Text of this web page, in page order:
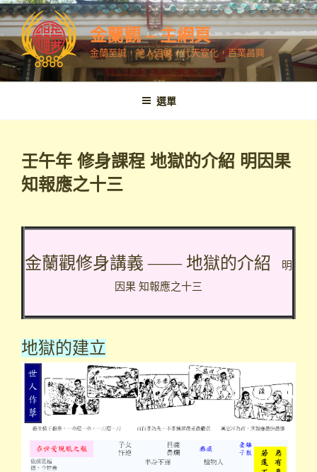
跳
至
內
容
金蘭觀 – 主網頁
金蘭至誠，神人溫馨，代天宣化，百業昌興
選單
壬午年 修身課程 地獄的介紹 明因果
知報應之十三
金蘭觀修身講義 —— 地獄的介紹 明
因果 知報應之十三
地獄的建立